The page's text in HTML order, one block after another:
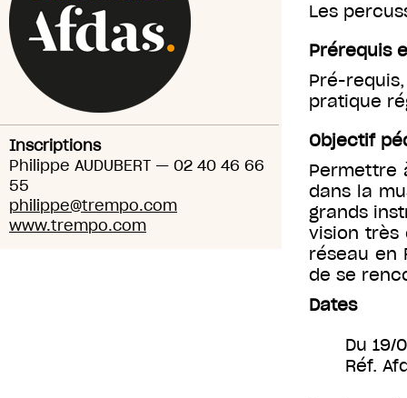
Inscriptions
Philippe AUDUBERT — 02 40 46 66
55
philippe@trempo.com
www.trempo.com
Les
Prérequis
Pré-
pratique
Objectif
Permettre
dans la
grands
vision très
réseau en
de se
Dates
Du 19/
Réf.